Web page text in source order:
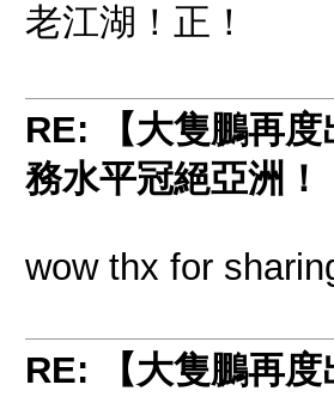
老江湖！正！
RE: 【大隻鵬再
務水平冠絕亞洲！
wow thx for
RE: 【大隻鵬再